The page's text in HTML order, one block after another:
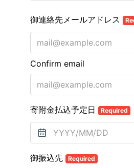
御連絡先メールアドレス
Confirm email
寄附金払込予定日 Required
御振込先 Required